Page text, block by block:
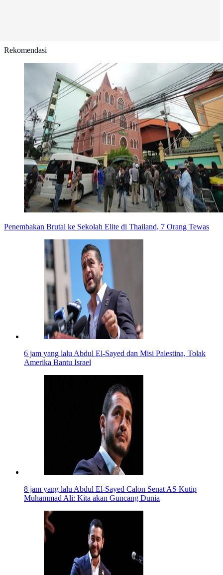
Rekomendasi
Penembakan Brutal ke Sekolah Elite di Thailand, 7 Orang Tewas
6 jam yang lalu Abdul El-Sayed dan Misi Palestina, Tolak
Amerika Bantu Israel
8 jam yang lalu Abdul El-Sayed Calon Senat AS Kutip
Muhammad Ali: Kita akan Guncang Dunia